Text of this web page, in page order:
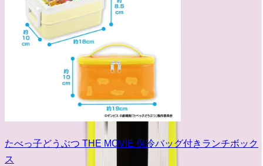
たべっ子どうぶつ THE MOVIE 保冷バッグ付きランチボック
ス